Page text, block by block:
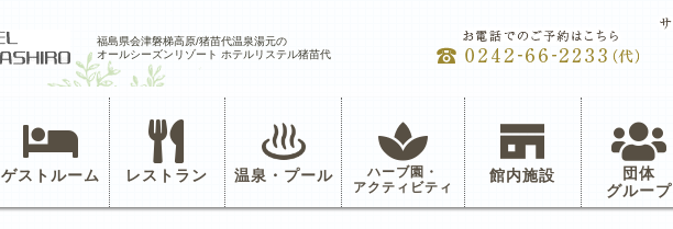
福島県会津磐梯高原/猪苗代温泉湯元の
オールシーズンリゾート ホテルリステル猪苗代
ゲストルーム レストラン 温泉・プール ハーブ園・
アクティビティ
館内施設
団体
グループ